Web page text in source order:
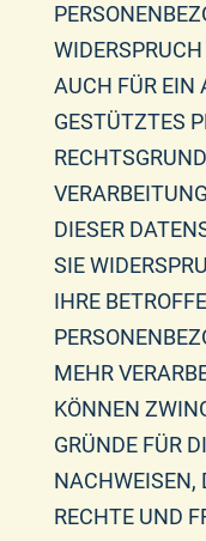
AUCH FÜR EIN
GESTÜTZTES
DIESER
SIE
IHRE
MEHR
KÖNNEN
GRÜNDE FÜR
NACHWEISEN,
RECHTE UND